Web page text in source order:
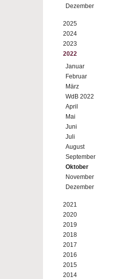
Dezember
2025
2024
2023
2022
Januar
Februar
März
WdB 2022
April
Mai
Juni
Juli
August
September
Oktober
November
Dezember
2021
2020
2019
2018
2017
2016
2015
2014